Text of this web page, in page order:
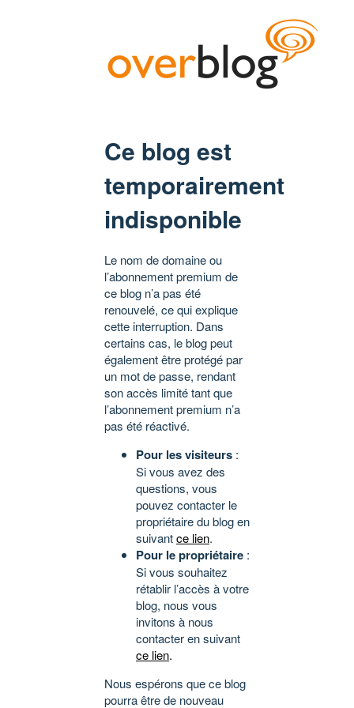
Ce blog est
temporairement
indisponible
Le nom de domaine ou
l’abonnement premium de
ce blog n’a pas été
renouvelé, ce qui explique
cette interruption. Dans
certains cas, le blog peut
également être protégé par
un mot de passe, rendant
son accès limité tant que
l’abonnement premium n’a
pas été réactivé.
Pour les visiteurs :
Si vous avez des
questions, vous
pouvez contacter le
propriétaire du blog en
suivantce lien.
Pour le propriétaire :
Si vous souhaitez
rétablir l’accès à votre
blog, nous vous
invitons à nous
contacter en suivant
ce lien.
Nous espérons que ce blog
pourra être de nouveau